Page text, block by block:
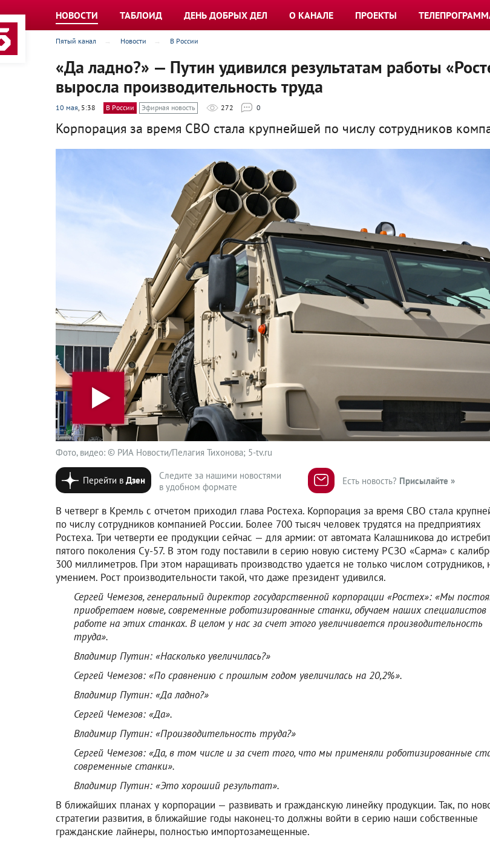
НОВОСТИ ТАБЛОИД ДЕНЬ ДОБРЫХ ДЕЛ О КАНАЛЕ ПРОЕКТЫ
Пятый канал Новости В России
«Да ладно?» — Путин удивился результатам работы
выросла производительность труда
10 мая, 5:38 В России Эфирная новость 272 0
Корпорация за время СВО стала крупнейшей по числу сотрудников
Фото, видео: © РИА Новости/Пелагия Тихонова; 5-tv.ru
Перейти вДзен
Следите за нашими новостями
в удобном формате
Есть новость? Присылайте »
В четверг в Кремль с отчетом приходил глава Ростеха. Корпорация за время СВО стала
по числу сотрудников компанией России. Более 700 тысяч человек трудятся на предприятиях
Ростеха. Три четверти ее продукции сейчас — для армии: от автомата Калашникова до
пятого поколения Су-57. В этом году поставили в серию новую систему РСЗО «Сарма» с
300 миллиметров. При этом наращивать производство удается не только числом сотрудников,
умением. Рост производительности такой, что даже президент удивился.
Сергей Чемезов, генеральный директор государственной корпорации «Ростех»: «Мы
приобретаем новые, современные роботизированные станки, обучаем наших специалистов
работе на этих станках. В целом у нас за счет этого увеличивается производительность
труда».
Владимир Путин: «Насколько увеличилась?»
Сергей Чемезов: «По сравнению с прошлым годом увеличилась на 20,2%».
Владимир Путин: «Да ладно?»
Сергей Чемезов: «Да».
Владимир Путин: «Производительность труда?»
Сергей Чемезов: «Да, в том числе и за счет того, что мы применяли роботизированные
современные станки».
Владимир Путин: «Это хороший результат».
В ближайших планах у корпорации — развивать и гражданскую линейку продукции. Так, по
стратегии развития, в ближайшие годы наконец-то должны войти в серию наши собственные
гражданские лайнеры, полностью импортозамещенные.